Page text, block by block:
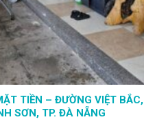
TIỀN – ĐƯỜNG VIỆT BẮC,
SƠN, TP. ĐÀ NẴNG